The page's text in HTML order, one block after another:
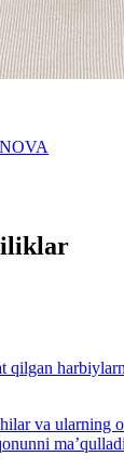
qilgan
va ularning